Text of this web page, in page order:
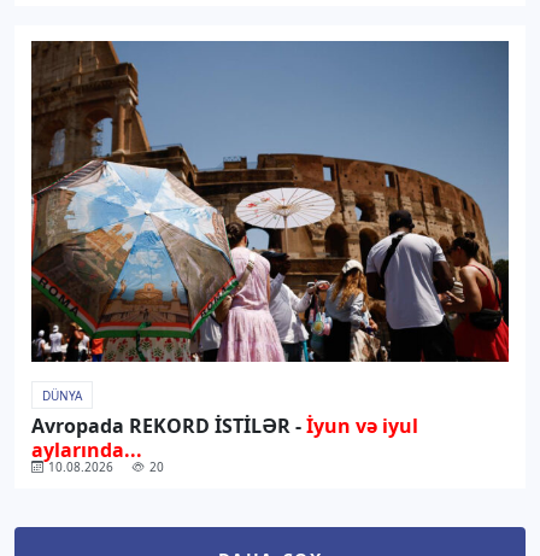
DÜNYA
Avropada REKORD İSTİLƏR -İyun və iyul
aylarında...
10.08.2026 20